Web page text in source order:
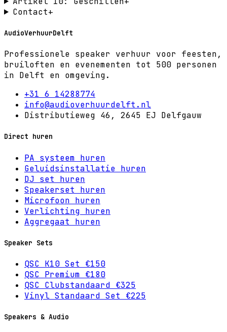
Contact+
AudioVerhuurDelft
Professionele speaker verhuur voor feesten,
bruiloften en evenementen tot 500 personen
in Delft en omgeving.
+31 6 14288774
info@audioverhuurdelft.nl
Distributieweg 46, 2645 EJ Delfgauw
Direct huren
PA systeem huren
Geluidsinstallatie huren
DJ set huren
Speakerset huren
Microfoon huren
Verlichting huren
Aggregaat huren
Speaker Sets
QSC K10 Set €150
QSC Premium €180
QSC Clubstandaard €325
Vinyl Standaard Set €225
Speakers & Audio